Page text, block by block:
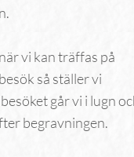
vi kan träffas på
så ställer vi
går vi i lugn
begravningen.